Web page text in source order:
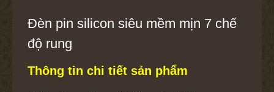
Đèn pin silicon siêu mềm mịn 7 chế
độ rung
Thông tin chi tiết sản phẩm